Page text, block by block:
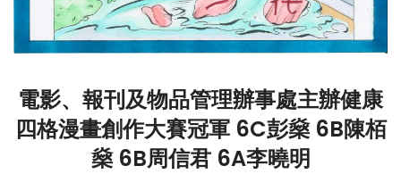
電影、報刊及物品管理辦事處主辦健康
四格漫畫創作大賽冠軍 6C彭燊 6B陳栢
燊 6B周信君 6A李曉明